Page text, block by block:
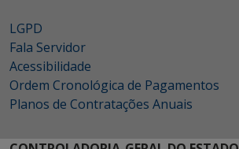
LGPD
Fala Servidor
Acessibilidade
Ordem Cronológica de Pagamentos
Planos de Contratações Anuais